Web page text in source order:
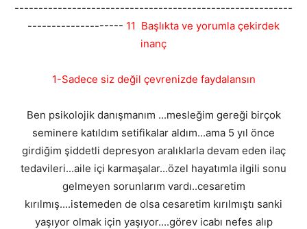
----------------------------------------------------------
-------------------- 11 Başlıkta ve yorumla çekirdek
inanç
1-Sadece siz değil çevrenizde faydalansın
Ben psikolojik danışmanım ...mesleğim gereği birçok
seminere katıldım setifikalar aldım...ama 5 yıl önce
girdiğim şiddetli depresyon aralıklarla devam eden ilaç
tedavileri...aile içi karmaşalar...özel hayatımla ilgili sonu
gelmeyen sorunlarım vardı..cesaretim
kırılmış....istemeden de olsa cesaretim kırılmıştı sanki
yaşıyor olmak için yaşıyor....görev icabı nefes alıp